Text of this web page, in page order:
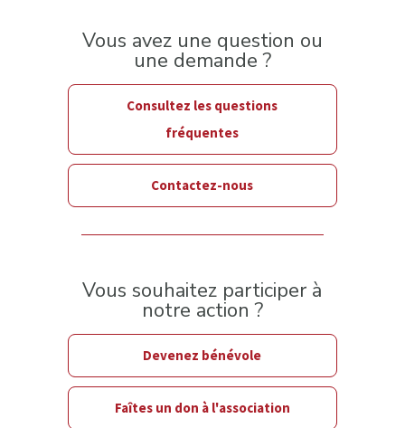
Vous avez une question ou
une demande ?
Consultez les questions
fréquentes
Contactez-nous
Vous souhaitez participer à
notre action ?
Devenez bénévole
Faîtes un don à l'association